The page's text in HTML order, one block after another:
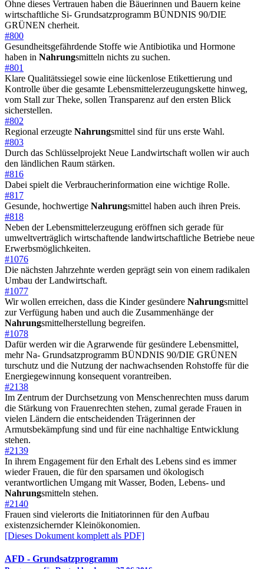
Ohne dieses Vertrauen haben die Bäuerinnen und Bauern keine
wirtschaftliche Si- Grundsatzprogramm BÜNDNIS 90/DIE
GRÜNEN cherheit.
#800
Gesundheitsgefährdende Stoffe wie Antibiotika und Hormone
haben in Nahrungsmitteln nichts zu suchen.
#801
Klare Qualitätssiegel sowie eine lückenlose Etikettierung und
Kontrolle über die gesamte Lebensmittelerzeugungskette hinweg,
vom Stall zur Theke, sollen Transparenz auf den ersten Blick
sicherstellen.
#802
Regional erzeugte Nahrungsmittel sind für uns erste Wahl.
#803
Durch das Schlüsselprojekt Neue Landwirtschaft wollen wir auch
den ländlichen Raum stärken.
#816
Dabei spielt die Verbraucherinformation eine wichtige Rolle.
#817
Gesunde, hochwertige Nahrungsmittel haben auch ihren Preis.
#818
Neben der Lebensmittelerzeugung eröffnen sich gerade für
umweltverträglich wirtschaftende landwirtschaftliche Betriebe neue
Erwerbsmöglichkeiten.
#1076
Die nächsten Jahrzehnte werden geprägt sein von einem radikalen
Umbau der Landwirtschaft.
#1077
Wir wollen erreichen, dass die Kinder gesündere Nahrungsmittel
zur Verfügung haben und auch die Zusammenhänge der
Nahrungsmittelherstellung begreifen.
#1078
Dafür werden wir die Agrarwende für gesündere Lebensmittel,
mehr Na- Grundsatzprogramm BÜNDNIS 90/DIE GRÜNEN
turschutz und die Nutzung der nachwachsenden Rohstoffe für die
Energiegewinnung konsequent vorantreiben.
#2138
Im Zentrum der Durchsetzung von Menschenrechten muss darum
die Stärkung von Frauenrechten stehen, zumal gerade Frauen in
vielen Ländern die entscheidenden Trägerinnen der
Armutsbekämpfung sind und für eine nachhaltige Entwicklung
stehen.
#2139
In ihrem Engagement für den Erhalt des Lebens sind es immer
wieder Frauen, die für den sparsamen und ökologisch
verantwortlichen Umgang mit Wasser, Boden, Lebens- und
Nahrungsmitteln stehen.
#2140
Frauen sind vielerorts die Initiatorinnen für den Aufbau
existenzsichernder Kleinökonomien.
[Dieses Dokument komplett als PDF]
AFD - Grundsatzprogramm